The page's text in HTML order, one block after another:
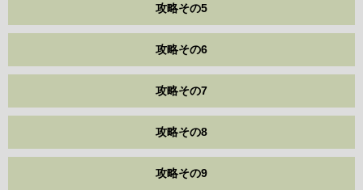
攻略その5
攻略その6
攻略その7
攻略その8
攻略その9